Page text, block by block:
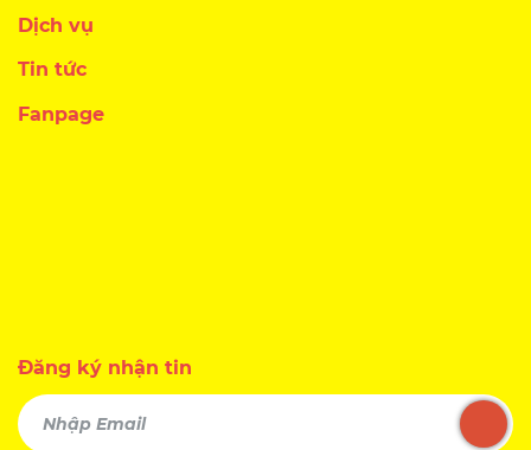
Dịch vụ
Tin tức
Fanpage
Đăng ký nhận tin